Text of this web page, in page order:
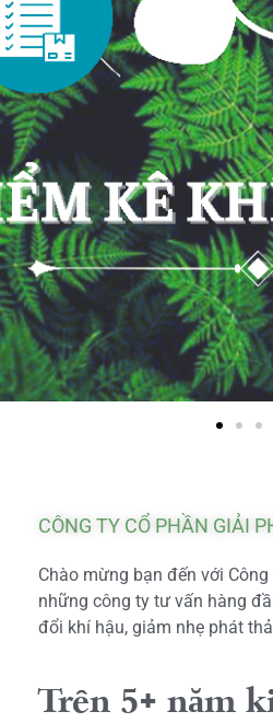
CÔNG TY CỔ PHẦN GIẢI
Chào mừng bạn đến với
những công ty tư vấn hàng
đổi khí hậu, giảm nhẹ phát
Trên 5+ năm